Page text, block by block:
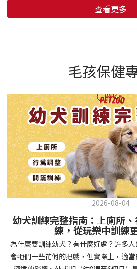
查看更多
毛孩保健
2026-08-04
幼犬訓練完整指南：上廁所
練，從玩樂中訓練
為什麼要訓練幼犬？有什麼好處？許多
會牠們一些花俏的把戲，但實際上，適